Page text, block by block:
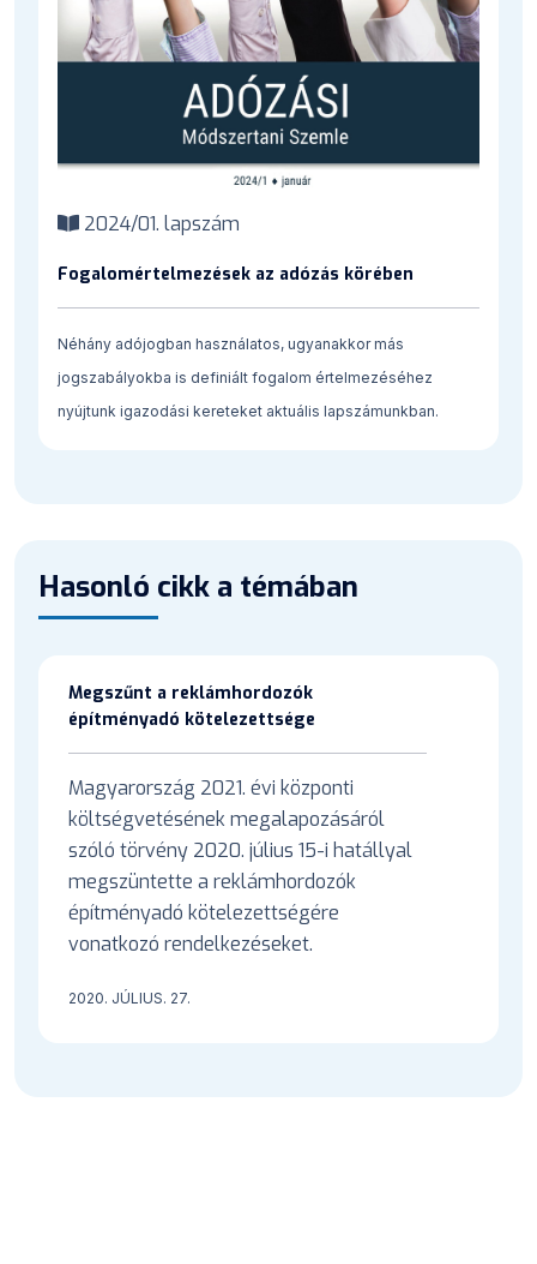
2024/01. lapszám
Fogalomértelmezések az adózás körében
Néhány adójogban használatos, ugyanakkor más
jogszabályokba is definiált fogalom értelmezéséhez
nyújtunk igazodási kereteket aktuális lapszámunkban.
Hasonló cikk a témában
Megszűnt a reklámhordozók
építményadó kötelezettsége
Magyarország 2021. évi központi
költségvetésének megalapozásáról
szóló törvény 2020. július 15-i hatállyal
megszüntette a reklámhordozók
építményadó kötelezettségére
vonatkozó rendelkezéseket.
2020. JÚLIUS. 27.